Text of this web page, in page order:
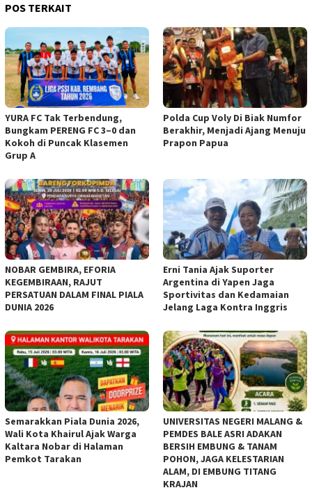
POS TERKAIT
YURA FC Tak Terbendung,
Bungkam PERENG FC 3–0 dan
Kokoh di Puncak Klasemen
Grup A
Polda Cup Voly Di Biak Numfor
Berakhir, Menjadi Ajang Menuju
Prapon Papua
NOBAR GEMBIRA, EFORIA
KEGEMBIRAAN, RAJUT
PERSATUAN DALAM FINAL PIALA
DUNIA 2026
Erni Tania Ajak Suporter
Argentina di Yapen Jaga
Sportivitas dan Kedamaian
Jelang Laga Kontra Inggris
Semarakkan Piala Dunia 2026,
Wali Kota Khairul Ajak Warga
Kaltara Nobar di Halaman
Pemkot Tarakan
UNIVERSITAS NEGERI MALANG &
PEMDES BALE ASRI ADAKAN
BERSIH EMBUNG & TANAM
POHON, JAGA KELESTARIAN
ALAM, DI EMBUNG TITANG
KRAJAN